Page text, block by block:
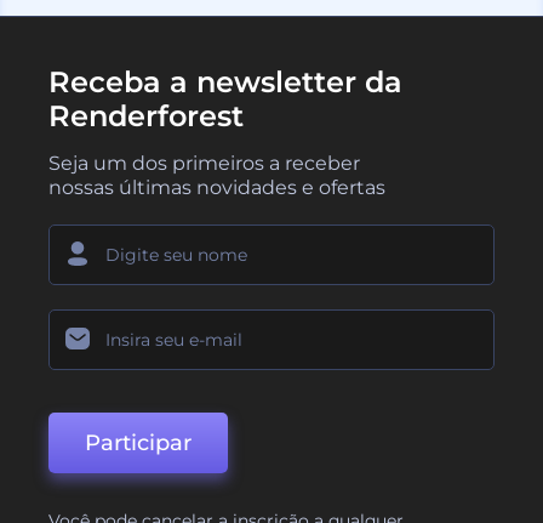
Receba a newsletter da
Renderforest
Seja um dos primeiros a receber
nossas últimas novidades e ofertas
Participar